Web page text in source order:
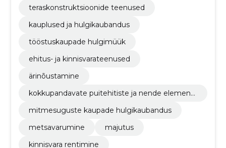
teraskonstruktsioonide teenused
kauplused ja hulgikaubandus
tööstuskaupade hulgimüük
ehitus- ja kinnisvarateenused
ärinõustamine
kokkupandavate puitehitiste ja nende elementi
mitmesuguste kaupade hulgikaubandus
metsavarumine
majutus
kinnisvara rentimine